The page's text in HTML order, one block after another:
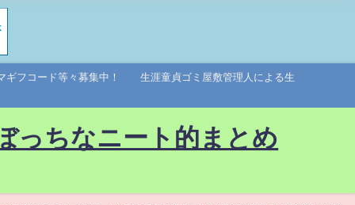
ギフコード等々募集中！ 生涯童貞ゴミ屋敷管理人による生
ちなニート的まとめ